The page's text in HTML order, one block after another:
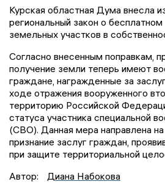
Курская областная Дума внесла
региональный закон о
земельных участков в
Согласно внесенным поправкам,
получение земли теперь имеют
граждане, награжденные за
ходе отражения вооруженного
территорию Российской
статуса участника специальной
(СВО). Данная мера направлена
признание заслуг граждан,
при защите территориальной
Автор:
Диана Набокова